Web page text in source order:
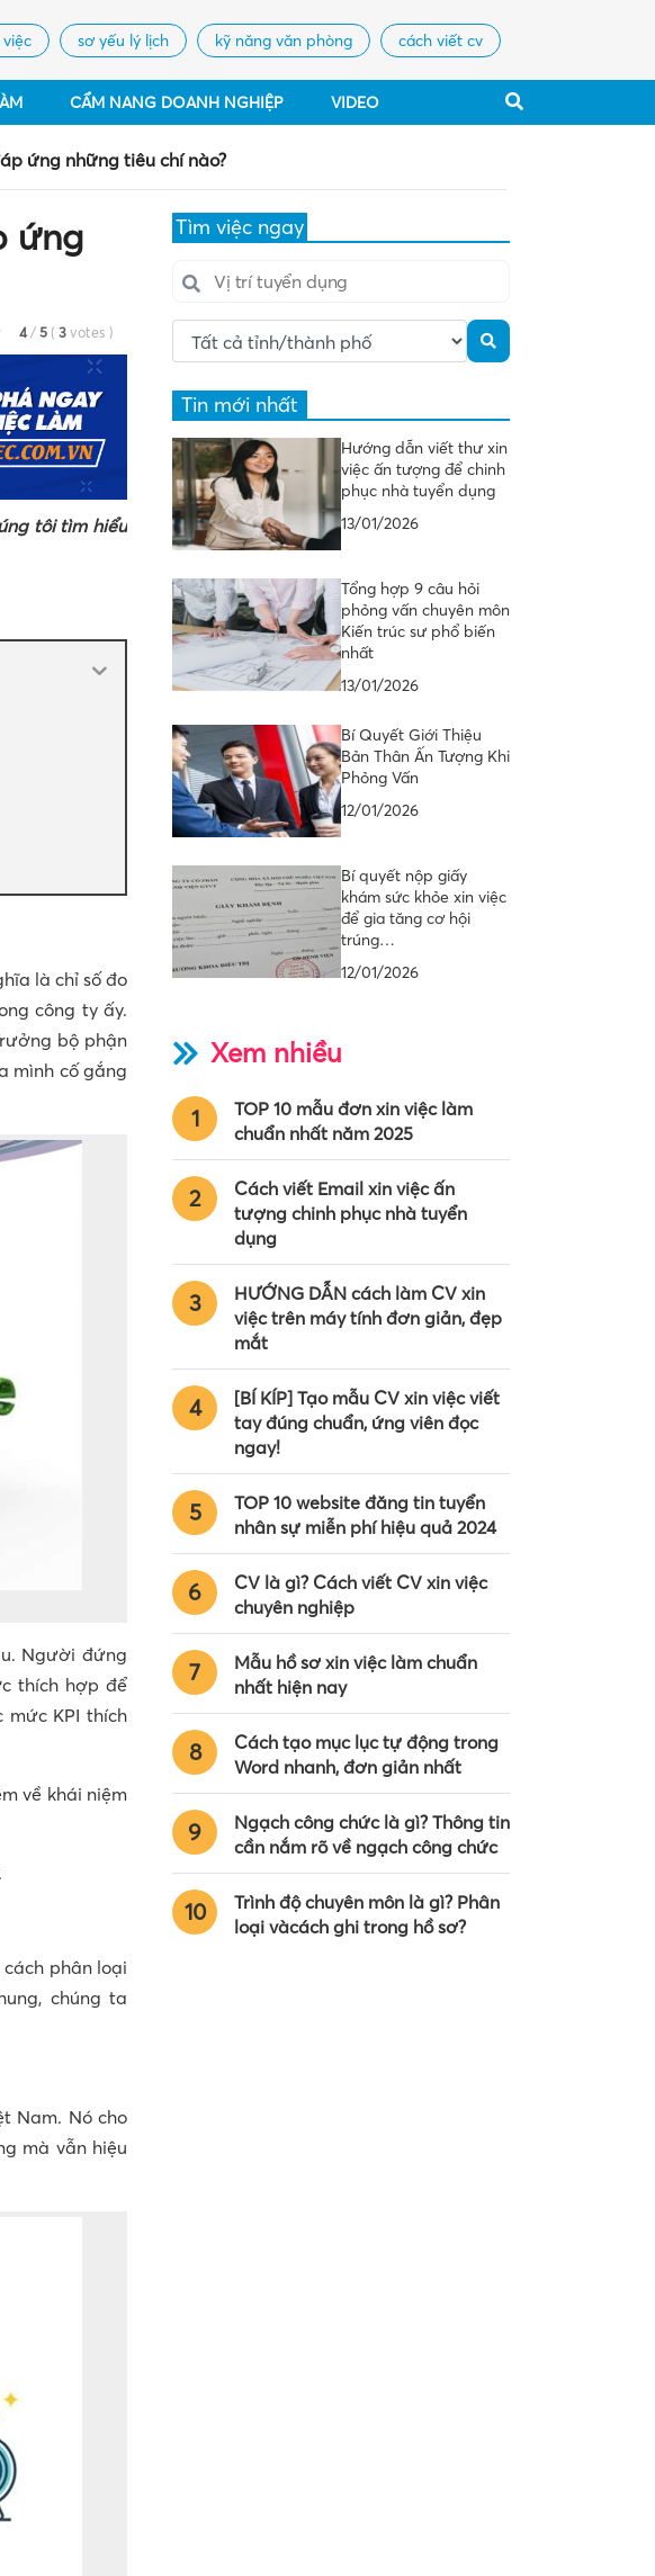
sơ yếu lý lịch kỹ năng văn phòng cách viết cv
CẨM NANG DOANH NGHIỆP VIDEO
ứng những tiêu chí nào?
ứng
4 / 5 ( 3 votes )
tôi tìm hiểu
là chỉ số đo
công ty ấy.
bộ phận
mình cố gắng
Người đứng
thích hợp để
KPI thích
về khái niệm
phân loại
chúng ta
Nam. Nó cho
mà vẫn hiệu
Tìm việc ngay
Tin mới nhất
Hướng dẫn viết thư xin
việc ấn tượng để chinh
phục nhà tuyển dụng
13/01/2026
Tổng hợp 9 câu hỏi
phỏng vấn chuyên môn
Kiến trúc sư phổ biến
nhất
13/01/2026
Bí Quyết Giới Thiệu
Bản Thân Ấn Tượng Khi
Phỏng Vấn
12/01/2026
Bí quyết nộp giấy
khám sức khỏe xin việc
để gia tăng cơ hội
trúng…
12/01/2026
Xem nhiều
1
TOP 10 mẫu đơn xin việc làm
chuẩn nhất năm 2025
2
Cách viết Email xin việc ấn
tượng chinh phục nhà tuyển
dụng
3
HƯỚNG DẪN cách làm CV xin
việc trên máy tính đơn giản, đẹp
mắt
4
[BÍ KÍP] Tạo mẫu CV xin việc viết
tay đúng chuẩn, ứng viên đọc
ngay!
5
TOP 10 website đăng tin tuyển
nhân sự miễn phí hiệu quả 2024
6
CV là gì? Cách viết CV xin việc
chuyên nghiệp
7
Mẫu hồ sơ xin việc làm chuẩn
nhất hiện nay
8
Cách tạo mục lục tự động trong
Word nhanh, đơn giản nhất
9
Ngạch công chức là gì? Thông tin
cần nắm rõ về ngạch công chức
10
Trình độ chuyên môn là gì? Phân
loại vàcách ghi trong hồ sơ?